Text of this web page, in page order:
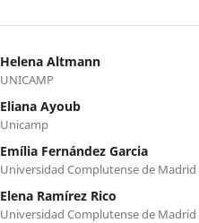
Helena Altmann
UNICAMP
Eliana Ayoub
Unicamp
Emília Fernández Garcia
Universidad Complutense de Madrid
Elena Ramírez Rico
Universidad Complutense de Madrid